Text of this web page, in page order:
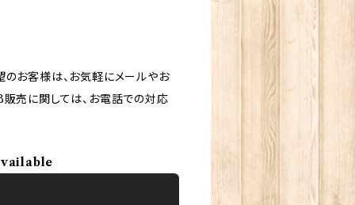
お客様は、お気軽にメールやお
売に関しては、お電話での対応